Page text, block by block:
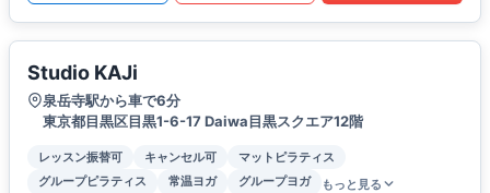
Studio KAJi
泉岳寺駅から車で6分
東京都目黒区目黒1-6-17 Daiwa目黒スクエア12階
レッスン振替可 キャンセル可
マットピラティス
グループピラティス
常温ヨガ グループヨガ もっと見る